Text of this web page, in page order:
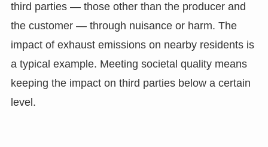
third parties — those other than the producer and
the customer — through nuisance or harm. The
impact of exhaust emissions on nearby residents is
a typical example. Meeting societal quality means
keeping the impact on third parties below a certain
level.